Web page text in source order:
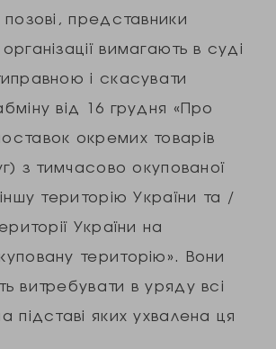
представники
вимагають в суді
і скасувати
від 16 грудня «Про
окремих товарів
з тимчасово окупованої
територію України та /
України на
територію». Вони
витребувати в уряду всі
підставі яких ухвалена ця